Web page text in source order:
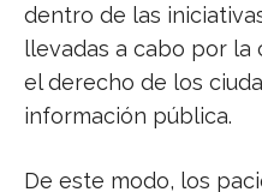
dentro de las
llevadas a cabo por
el derecho de los
información pública.
De este modo, los